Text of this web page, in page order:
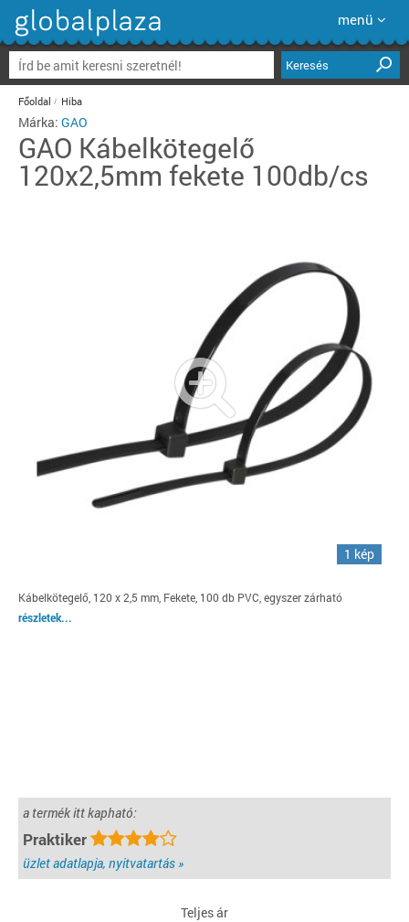
menü
Keresés
Főoldal Hiba
Márka: GAO
GAO Kábelkötegelő
120x2,5mm fekete 100db/cs
1 kép
Kábelkötegelő, 120 x 2,5 mm, Fekete, 100 db PVC, egyszer zárható
részletek...
a termék itt kapható:
Praktiker
üzlet adatlapja, nyitvatartás »
Teljes ár